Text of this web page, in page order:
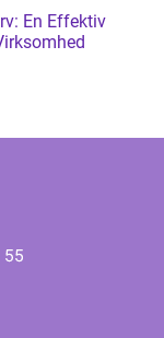
En Effektiv